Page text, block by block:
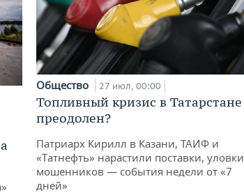
Общество 27 июл, 00:00
Топливный кризис в Татарстане
преодолен?
Патриарх Кирилл в Казани, ТАИФ и
«Татнефть» нарастили поставки, уловки
мошенников — события недели от «7
дней»